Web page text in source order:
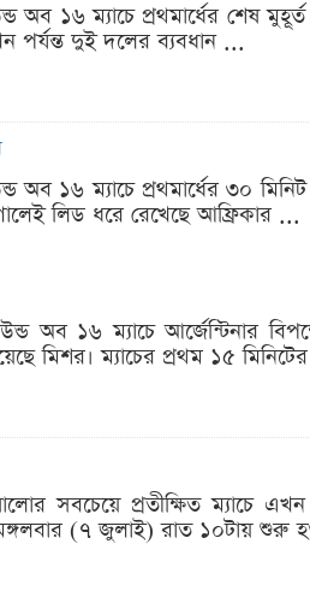
১৬ ম্যাচে প্রথমার্ধের শেষ
পর্যন্ত দুই দলের ব্যবধান ...
১৬ ম্যাচে প্রথমার্ধের ৩০
লিড ধরে রেখেছে আফ্রিকার ...
অব ১৬ ম্যাচে আর্জেন্টিনার
মিশর। ম্যাচের প্রথম ১৫
সবচেয়ে প্রতীক্ষিত ম্যাচে এখন
(৭ জুলাই) রাত ১০টায় শুরু